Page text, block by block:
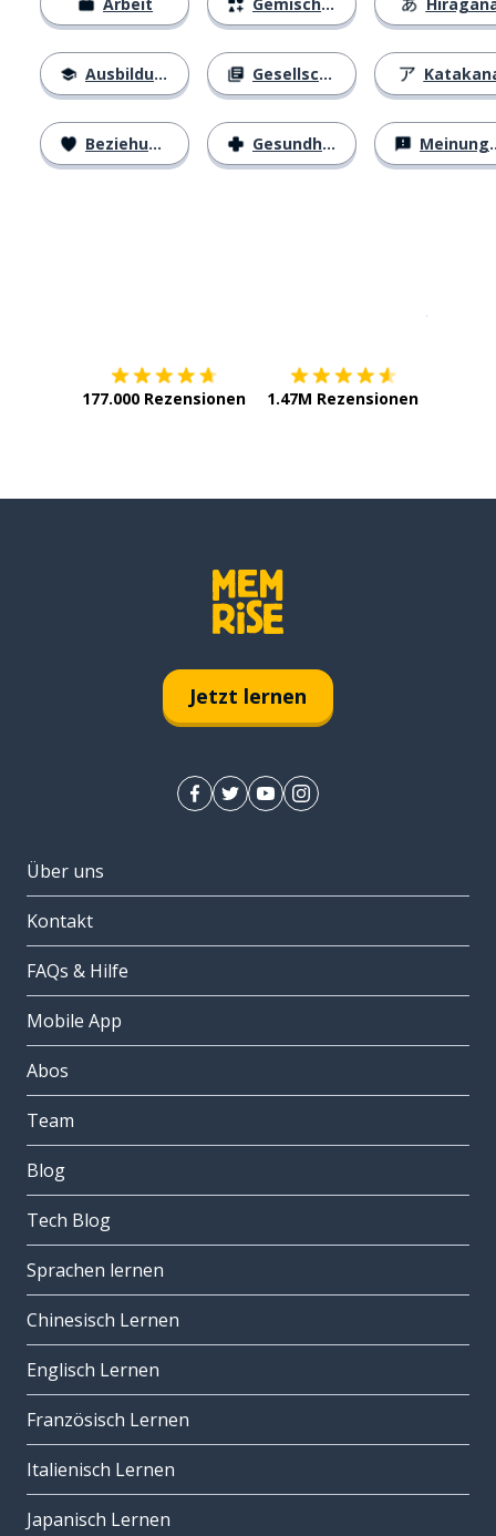
Ausbildung
Beziehungen
Gesellschaft
Gesundheit Meinungen
177.000 Rezensionen 1.47M Rezensionen
Jetzt lernen
Über uns
Kontakt
FAQs & Hilfe
Mobile App
Abos
Team
Blog
Tech Blog
Sprachen lernen
Chinesisch Lernen
Englisch Lernen
Französisch Lernen
Italienisch Lernen
Japanisch Lernen